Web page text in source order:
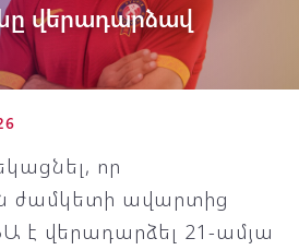
վերադարձավ
որ
ժամկետի ավարտից
է վերադարձել 21-ամյա